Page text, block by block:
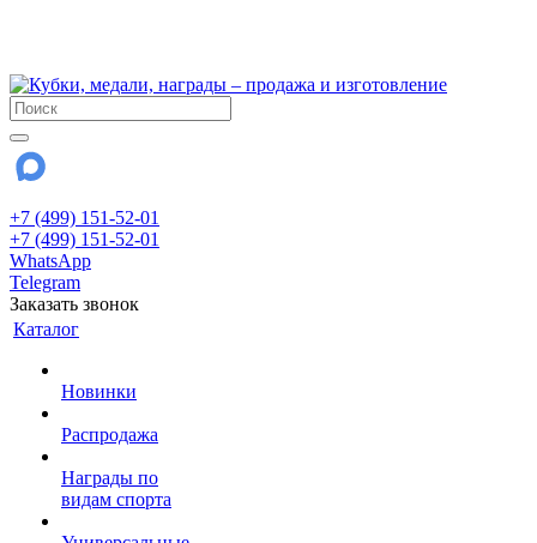
+7 (499) 151-52-01
+7 (499) 151-52-01
WhatsApp
Telegram
Заказать звонок
Каталог
Новинки
Распродажа
Награды по
видам спорта